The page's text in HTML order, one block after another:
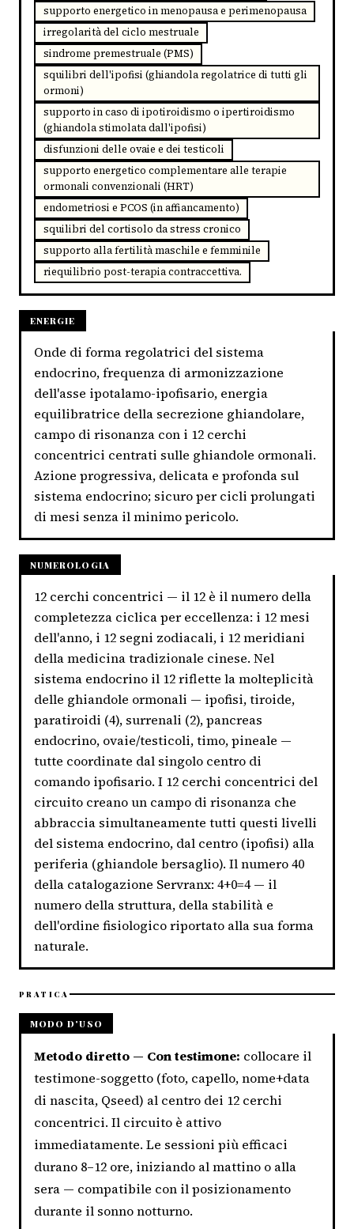
supporto energetico in menopausa e perimenopausa
irregolarità del ciclo mestruale
sindrome premestruale (PMS)
squilibri dell'ipofisi (ghiandola regolatrice di tutti gli
ormoni)
supporto in caso di ipotiroidismo o ipertiroidismo
(ghiandola stimolata dall'ipofisi)
disfunzioni delle ovaie e dei testicoli
supporto energetico complementare alle terapie
ormonali convenzionali (HRT)
endometriosi e PCOS (in affiancamento)
squilibri del cortisolo da stress cronico
supporto alla fertilità maschile e femminile
riequilibrio post-terapia contraccettiva.
ENERGIE
Onde di forma regolatrici del sistema
endocrino, frequenza di armonizzazione
dell'asse ipotalamo-ipofisario, energia
equilibratrice della secrezione ghiandolare,
campo di risonanza con i 12 cerchi
concentrici centrati sulle ghiandole ormonali.
Azione progressiva, delicata e profonda sul
sistema endocrino; sicuro per cicli prolungati
di mesi senza il minimo pericolo.
NUMEROLOGIA
12 cerchi concentrici — il 12 è il numero della
completezza ciclica per eccellenza: i 12 mesi
dell'anno, i 12 segni zodiacali, i 12 meridiani
della medicina tradizionale cinese. Nel
sistema endocrino il 12 riflette la molteplicità
delle ghiandole ormonali — ipofisi, tiroide,
paratiroidi (4), surrenali (2), pancreas
endocrino, ovaie/testicoli, timo, pineale —
tutte coordinate dal singolo centro di
comando ipofisario. I 12 cerchi concentrici del
circuito creano un campo di risonanza che
abbraccia simultaneamente tutti questi livelli
del sistema endocrino, dal centro (ipofisi) alla
periferia (ghiandole bersaglio). Il numero 40
della catalogazione Servranx: 4+0=4 — il
numero della struttura, della stabilità e
dell'ordine fisiologico riportato alla sua forma
naturale.
PRATICA
MODO D'USO
Metodo diretto — Con testimone: collocare il
testimone-soggetto (foto, capello, nome+data
di nascita, Qseed) al centro dei 12 cerchi
concentrici. Il circuito è attivo
immediatamente. Le sessioni più efficaci
durano 8–12 ore, iniziando al mattino o alla
sera — compatibile con il posizionamento
durante il sonno notturno.